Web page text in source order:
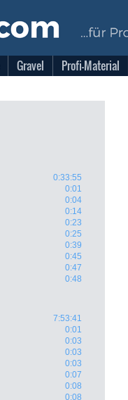
Gravel Profi-Material
0:33:55
0:01
0:04
0:14
0:23
0:25
0:39
0:45
0:47
0:48
7:53:41
0:01
0:03
0:03
0:03
0:07
0:08
0:08